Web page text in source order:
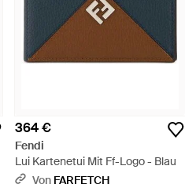
364 €
Fendi
Lui Kartenetui Mit Ff-Logo - Blau
Von FARFETCH